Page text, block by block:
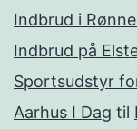
Indbrud i
Indbrud på
Sportsudstyr
Aarhus I Dag til